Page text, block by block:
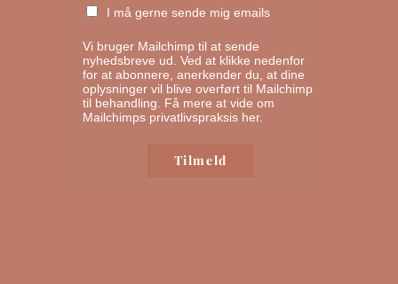
I må gerne sende mig emails
Vi bruger Mailchimp til at sende
nyhedsbreve ud. Ved at klikke nedenfor
for at abonnere, anerkender du, at dine
oplysninger vil blive overført til Mailchimp
til behandling. Få mere at vide om
Mailchimps privatlivspraksis her.